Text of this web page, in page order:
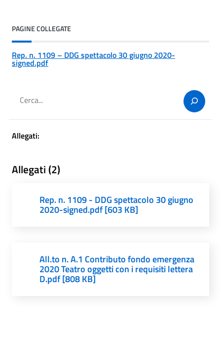
PAGINE COLLEGATE
Rep. n. 1109 – DDG spettacolo 30 giugno 2020-
signed.pdf
Cerca
Allegati:
Allegati (2)
Rep. n. 1109 - DDG spettacolo 30 giugno
2020-signed.pdf [603 KB]
All.to n. A.1 Contributo fondo emergenza
2020 Teatro oggetti con i requisiti lettera
D.pdf [808 KB]